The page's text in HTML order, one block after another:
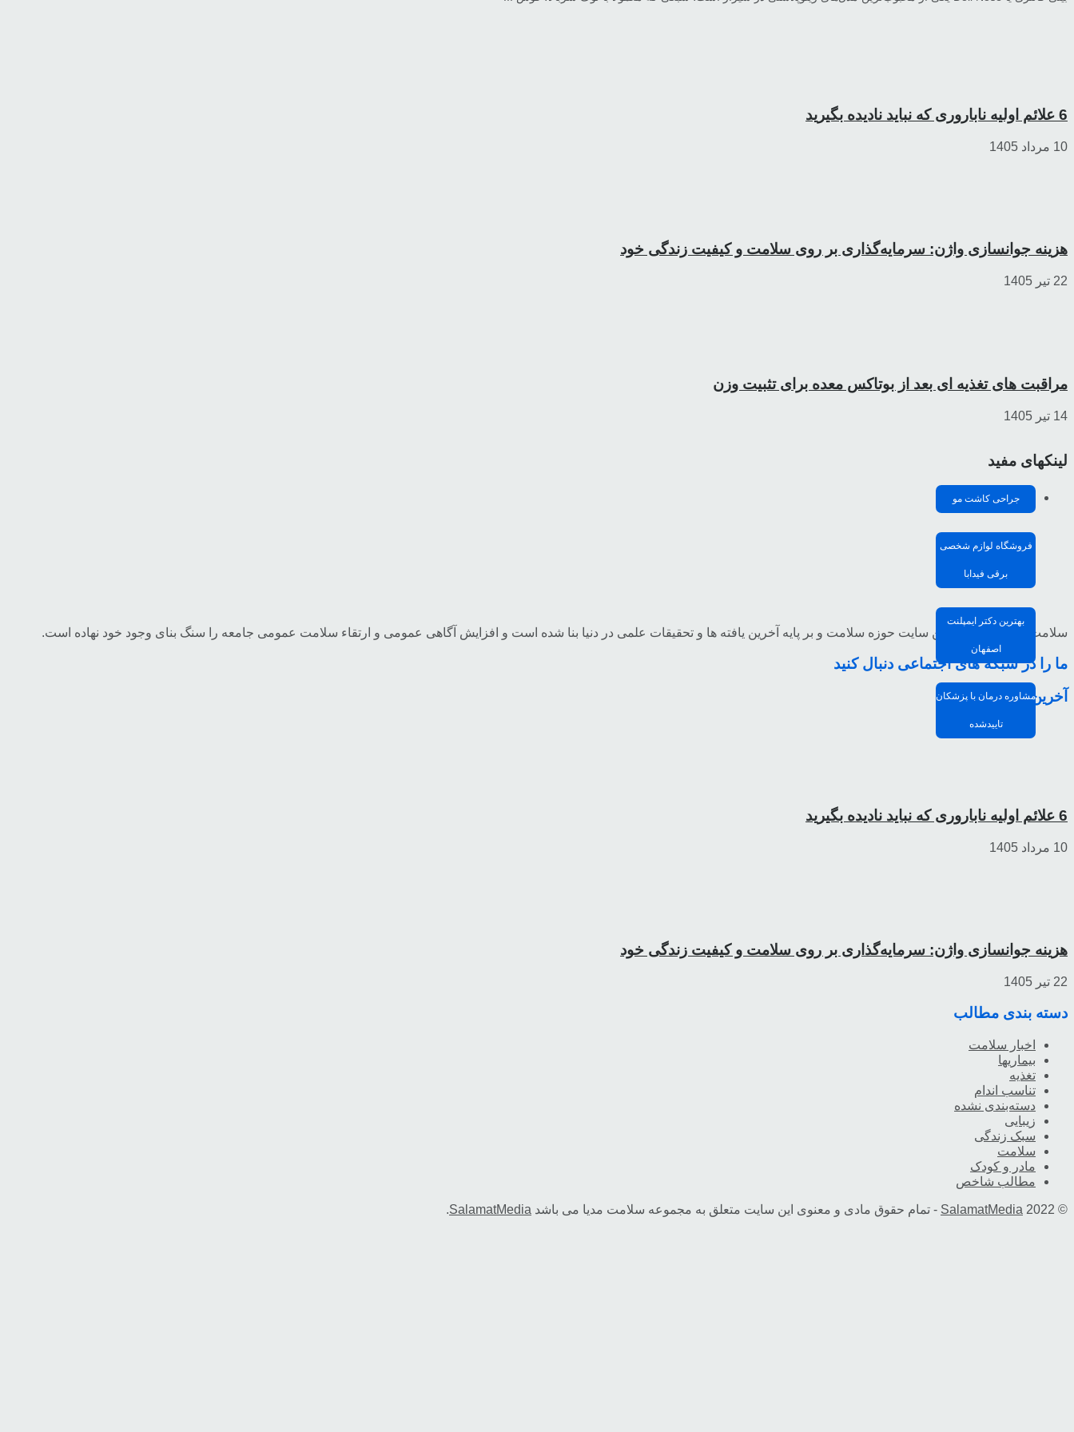
6 علائم اولیه ناباروری که نباید نادیده بگیرید
10 مرداد 1405
هزینه جوانسازی واژن: سرمایه‌گذاری بر روی سلامت و کیفیت زندگی خود
22 تیر 1405
مراقبت های تغذیه ای بعد از بوتاکس معده برای تثبیت وزن
14 تیر 1405
لینکهای مفید
جراحی کاشت مو
فروشگاه لوازم شخصی
برقی فیدابا
بهترین دکتر ایمپلنت
اصفهان
مشاوره درمان با پزشکان
تاییدشده
سلامت مدیا تخصصی ترین سایت حوزه سلامت و بر پایه آخرین یافته ها و تحقیقات علمی در دنیا بنا شده است و افزایش آگاهی عمومی و ارتقاء سلامت عمومی جامعه را سنگ بنای وجود خود نهاده است.
ما را در شبکه های اجتماعی دنبال کنید
آخرین مقالات
6 علائم اولیه ناباروری که نباید نادیده بگیرید
10 مرداد 1405
هزینه جوانسازی واژن: سرمایه‌گذاری بر روی سلامت و کیفیت زندگی خود
22 تیر 1405
دسته بندی مطالب
اخبار سلامت
بیماریها
تغذیه
تناسب اندام
دسته‌بندی نشده
زیبایی
سبک زندگی
سلامت
مادر و کودک
مطالب شاخص
© 2022
SalamatMedia - تمام حقوق مادی و معنوی این سایت متعلق به مجموعه سلامت مدیا می باشد SalamatMedia
.